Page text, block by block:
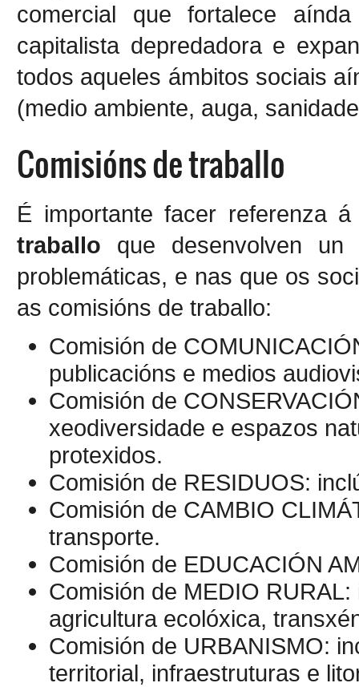
comercial que fortalece
capitalista depredadora e
todos aqueles ámbitos sociais
(medio ambiente, auga,
Comisións de traballo
É importante facer referenza
traballo que desenvolven un
problemáticas, e nas que os
as comisións de traballo:
Comisión de
publicacións e medios
Comisión de
xeodiversidade e espazos
protexidos.
Comisión de RESIDUOS:
Comisión de CAMBIO
transporte.
Comisión de EDUCACIÓN
Comisión de MEDIO
agricultura ecolóxica,
Comisión de URBANISMO:
territorial, infraestruturas e